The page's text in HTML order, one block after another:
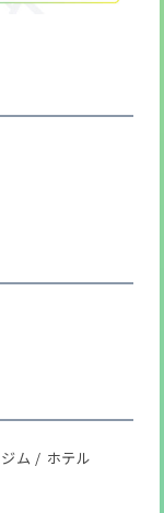
ジム / ホテル